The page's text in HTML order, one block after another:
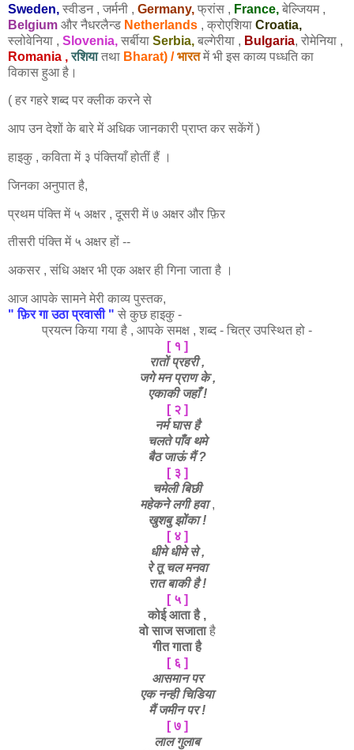
Sweden, स्वीडन , जर्मनी , Germany, फ्रांस , France, बेल्जियम ,
Belgium और नैधरलैन्ड Netherlands , क्रोएशिया Croatia,
स्लोवेनिया , Slovenia, सर्बीया Serbia, बल्गेरीया , Bulgaria, रोमेनिया ,
Romania ,रशिया तथा Bharat) /भारतमें भी इस काव्य पध्धति का
विकास हुआ है।
( हर गहरे शब्द पर क्लीक करने से
आप उन देशों के बारे में अधिक जानकारी प्राप्त कर सकेंगें )
हाइकु , कविता में ३ पंक्तियाँ होतीं हैं ।
जिनका अनुपात है,
प्रथम पंक्ति में ५ अक्षर , दूसरी में ७ अक्षर और फ़िर
तीसरी पंक्ति में ५ अक्षर हों --
अकसर , संधि अक्षर भी एक अक्षर ही गिना जाता है ।
आज आपके सामने मेरी काव्य पुस्तक,
" फ़िर गा उठा प्रवासी " से कुछ हाइकु -
प्रयत्न किया गया है , आपके समक्ष , शब्द - चित्र उपस्थित हो -
[ १ ]
रातों प्रहरी ,
जगे मन प्राण के ,
एकाकी जहाँ !
[ २ ]
नर्म घास है
चलते पाँव थमे
बैठ जाऊं मैं ?
[ ३ ]
चमेली बिछी
महेकने लगी हवा,
खुशबु झोंका !
[ ४ ]
धीमे धीमे से ,
रे तू चल मनवा
रात बाकी है !
[ ५ ]
कोई आता है ,
वो साज सजाताहै
गीत गाता है
[ ६ ]
आसमान पर
एक नन्ही चिडिया
मैं जमीन पर !
[ ७ ]
लाल गुलाब